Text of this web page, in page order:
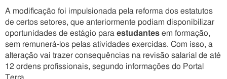
A modificação foi impulsionada pela reforma dos estatutos
de certos setores, que anteriormente podiam disponibilizar
oportunidades de estágio para estudantes em formação,
sem remunerá-los pelas atividades exercidas. Com isso, a
alteração vai trazer consequências na revisão salarial de até
12 ordens profissionais, segundo informações do Portal